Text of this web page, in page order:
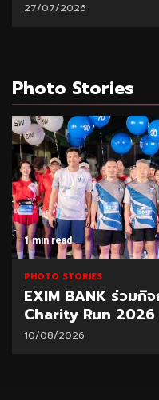
27/07/2026
Photo Stories
1 min read
PHOTO STORIES
EXIM BANK ร่วมกิ
Charity Run 2026
10/08/2026